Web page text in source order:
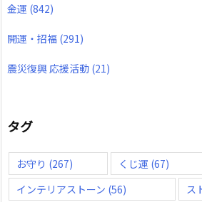
金運 (842)
開運・招福 (291)
震災復興 応援活動 (21)
タグ
お守り (267) くじ運 (67)
インテリアストーン (56) ス